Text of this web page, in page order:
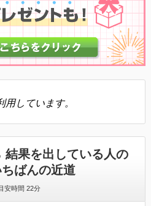
用しています。
結果を出している人の
ばんの近道
安時間 22分